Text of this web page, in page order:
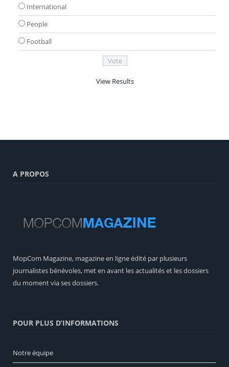
International
People
Football
View Results
A PROPOS
MopCom Magazine, magazine en ligne édité par plusieurs
journalistes bénévoles, met en avant les actualités et les dossiers
du moment via ses dossiers.
POUR PLUS D’INFORMATIONS
Notre équipe